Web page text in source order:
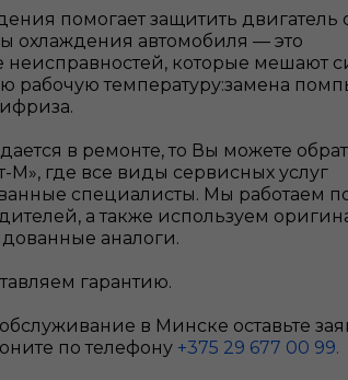
помогает защитить двигатель
охлаждения автомобиля — это
неисправностей, которые мешают
рабочую температуру:замена
в ремонте, то Вы можете
М», где все виды сервисных услуг
специалисты. Мы работаем
а также используем
аналоги.
гарантию.
в Минске оставьте
по телефону +375 29 677 00 99.